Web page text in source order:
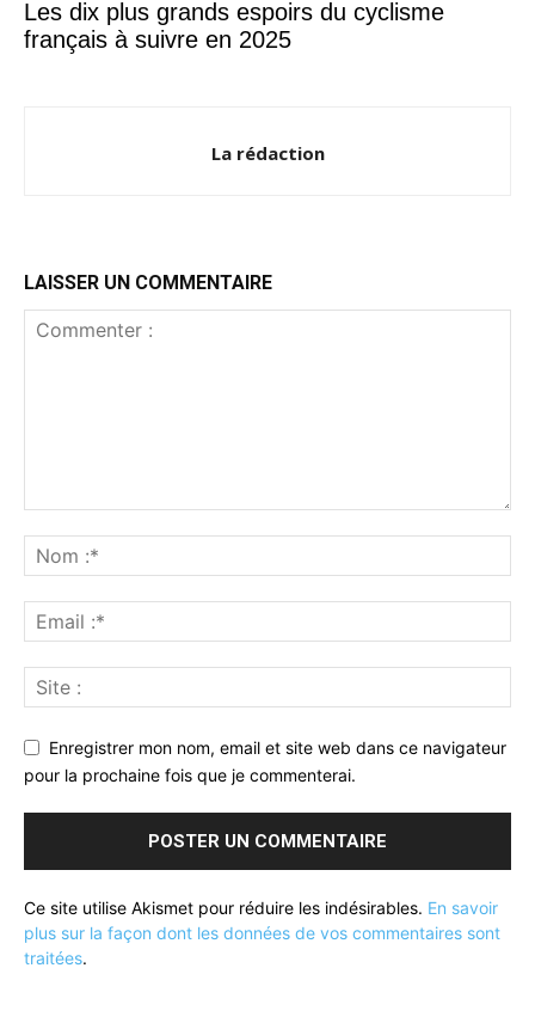
Les dix plus grands espoirs du cyclisme
français à suivre en 2025
La rédaction
LAISSER UN COMMENTAIRE
Enregistrer mon nom, email et site web dans ce navigateur
pour la prochaine fois que je commenterai.
Ce site utilise Akismet pour réduire les indésirables. En savoir
plus sur la façon dont les données de vos commentaires sont
traitées.